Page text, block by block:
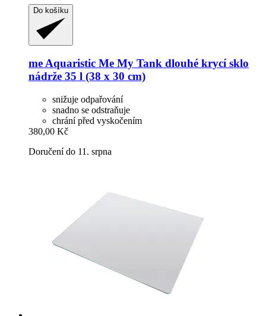
Do košíku
me Aquaristic Me My Tank dlouhé krycí sklo
nádrže 35 l (38 x 30 cm)
snižuje odpařování
snadno se odstraňuje
chrání před vyskočením
380,00 Kč
Doručení do 11. srpna